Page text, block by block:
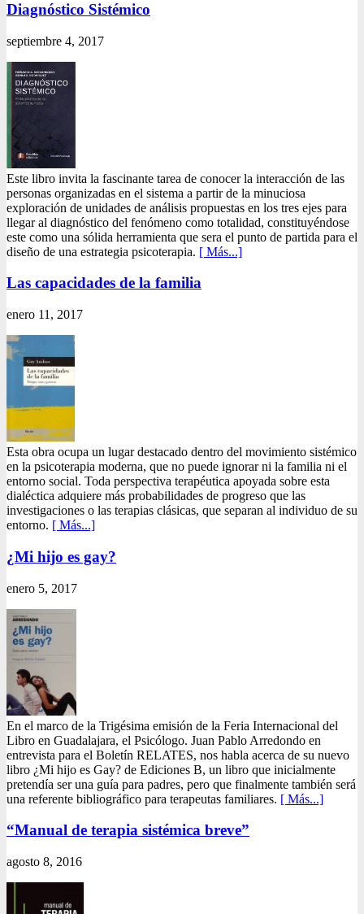
Diagnóstico Sistémico
septiembre 4, 2017
Este libro invita la fascinante tarea de conocer la interacción de las
personas organizadas en el sistema a partir de la minuciosa
exploración de unidades de análisis propuestas en los tres ejes para
llegar al diagnóstico del fenómeno como totalidad, constituyéndose
este como una sólida herramienta que sera el punto de partida para el
diseño de una estrategia psicoterapia. [ Más...]
Las capacidades de la familia
enero 11, 2017
Esta obra ocupa un lugar destacado dentro del movimiento sistémico
en la psicoterapia moderna, que no puede ignorar ni la familia ni el
entorno social. Toda perspectiva terapéutica apoyada sobre esta
dialéctica adquiere más probabilidades de progreso que las
investigaciones o las terapias clásicas, que separan al individuo de su
entorno. [ Más...]
¿Mi hijo es gay?
enero 5, 2017
En el marco de la Trigésima emisión de la Feria Internacional del
Libro en Guadalajara, el Psicólogo. Juan Pablo Arredondo en
entrevista para el Boletín RELATES, nos habla acerca de su nuevo
libro ¿Mi hijo es Gay? de Ediciones B, un libro que inicialmente
pretendía ser una guía para padres, pero que finalmente también será
una referente bibliográfico para terapeutas familiares. [ Más...]
“Manual de terapia sistémica breve”
agosto 8, 2016